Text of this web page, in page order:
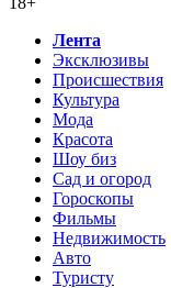
Лента
Эксклюзивы
Происшествия
Культура
Мода
Красота
Шоу биз
Сад и огород
Гороскопы
Фильмы
Недвижимость
Авто
Туристу